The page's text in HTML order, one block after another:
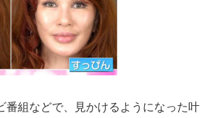
番組などで、見かけるようになった叶